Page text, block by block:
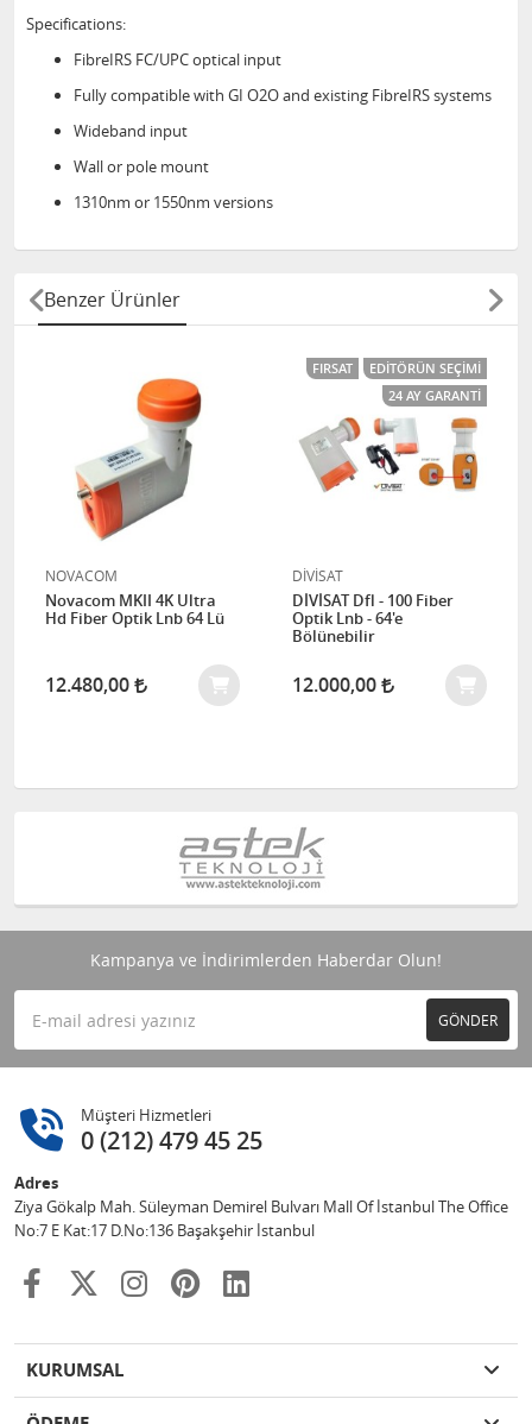
Specifications:
FibreIRS FC/UPC optical input
Fully compatible with GI O2O and existing FibreIRS systems
Wideband input
Wall or pole mount
1310nm or 1550nm versions
Benzer Ürünler
NOVACOM
Novacom MKII 4K Ultra
Hd Fiber Optik Lnb 64 Lü
12.480,00
FIRSAT
EDITÖRÜN SEÇIMI
24 AY GARANTI
DİVİSAT
DİVİSAT Dfl - 100 Fiber
Optik Lnb - 64'e
Bölünebilir
12.000,00
Kampanya ve İndirimlerden Haberdar Olun!
GÖNDER
Müşteri Hizmetleri
0 (212) 479 45 25
Adres
Ziya Gökalp Mah. Süleyman Demirel Bulvarı Mall Of İstanbul The Office
No:7 E Kat:17 D.No:136 Başakşehir İstanbul
KURUMSAL